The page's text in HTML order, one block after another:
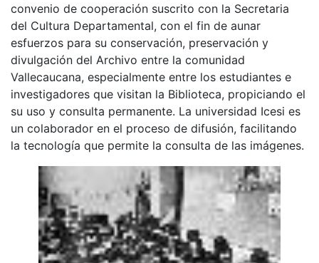
convenio de cooperación suscrito con la Secretaria
del Cultura Departamental, con el fin de aunar
esfuerzos para su conservación, preservación y
divulgación del Archivo entre la comunidad
Vallecaucana, especialmente entre los estudiantes e
investigadores que visitan la Biblioteca, propiciando el
su uso y consulta permanente. La universidad Icesi es
un colaborador en el proceso de difusión, facilitando
la tecnología que permite la consulta de las imágenes.